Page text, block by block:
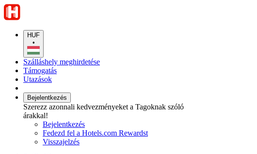
HUF
•
Szálláshely meghirdetése
Támogatás
Utazások
Bejelentkezés
Szerezz azonnali kedvezményeket a Tagoknak szóló
árakkal!
Bejelentkezés
Fedezd fel a Hotels.com Rewardst
Visszajelzés